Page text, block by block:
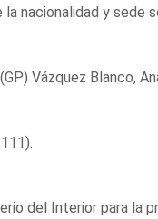
nacionalidad y sede
Vázquez Blanco,
del Interior para la